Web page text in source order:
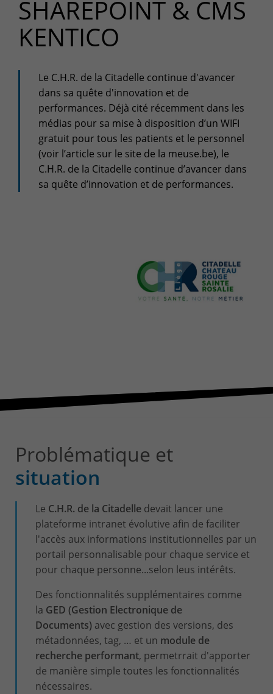
Espace client
Centre de services
+32(0)800/12.712 (Belgique - Fr)
+32(0)800/12.812 (Belgique - Nl)
+352 8002 45 46 (Luxembourg - Fr)
support-cpld@keyes.eu
Service Clients
Suivi des livraisons
+32(0)4 239.89.39
CONTACT & PLAN D'ACCES
SHAREPOINT & CMS
KENTICO
Le C.H.R. de la Citadelle continue d'avancer
dans sa quête d'innovation et de
performances. Déjà cité récemment dans les
médias pour sa mise à disposition d’un WIFI
gratuit pour tous les patients et le personnel
(voir l’article sur le site de la meuse.be), le
C.H.R. de la Citadelle continue d’avancer dans
sa quête d’innovation et de performances.
Problématique et
situation
Le C.H.R. de la Citadelle devait lancer une
plateforme intranet évolutive afin de faciliter
l'accès aux informations institutionnelles par un
portail personnalisable pour chaque service et
pour chaque personne...selon leus intérêts.
Des fonctionnalités supplémentaires comme
la GED (Gestion Electronique de
Documents) avec gestion des versions, des
métadonnées, tag, … et un module de
recherche performant, permetrrait d'apporter
de manière simple toutes les fonctionnalités
nécessaires.